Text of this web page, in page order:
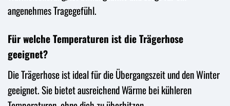
angenehmes Tragegefühl.
Für welche Temperaturen ist die Trägerhose
geeignet?
Die Trägerhose ist ideal für die Übergangszeit und den Winter
geeignet. Sie bietet ausreichend Wärme bei kühleren